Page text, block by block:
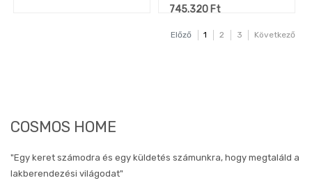
745.320Ft
Előző 1 2 3 Következő
COSMOS HOME
"Egy keret számodra és egy küldetés számunkra, hogy megtaláld a
lakberendezési világodat"